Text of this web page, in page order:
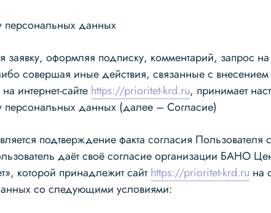
персональных данных
заявку, оформляя подписку, комментарий, запрос
совершая иные действия, связанные с
интернет-сайте https://prioritet-krd.ru, принимает
персональных данных (далее – Согласие)
подтверждение факта согласия Пользователя
даёт своё согласие организации БАНО
которой принадлежит сайт https://prioritet-krd.ru на
со следующими условиями: